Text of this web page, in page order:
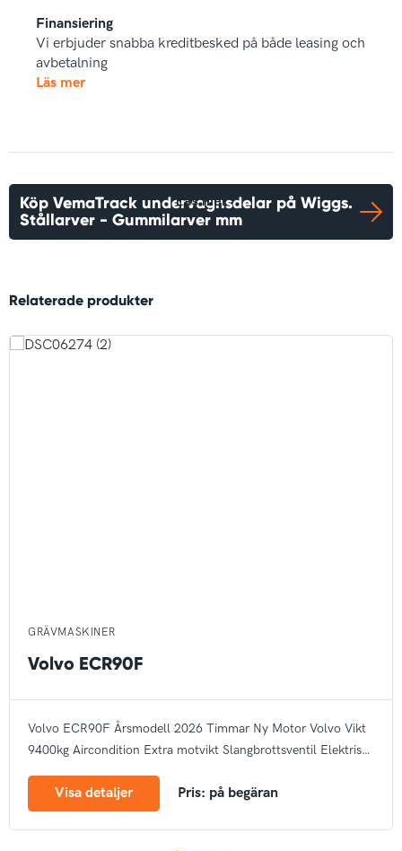
Finansiering
Vi erbjuder snabba kreditbesked på både leasing och
avbetalning
Läs mer
Läs mer
Köp VemaTrack undervagnsdelar på Wiggs.
Stållarver - Gummilarver mm
Relaterade produkter
GRÄVMASKINER
Volvo ECR90F
Volvo ECR90F Årsmodell 2026 Timmar Ny Motor Volvo Vikt
9400kg Aircondition Extra motvikt Slangbrottsventil Elektrisk
märkeVisa detaljer Pris: på begäran